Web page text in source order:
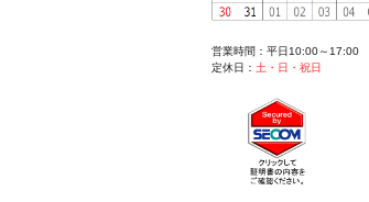
営業時間：平日10:00～17:00
定休日： 土・日・祝日